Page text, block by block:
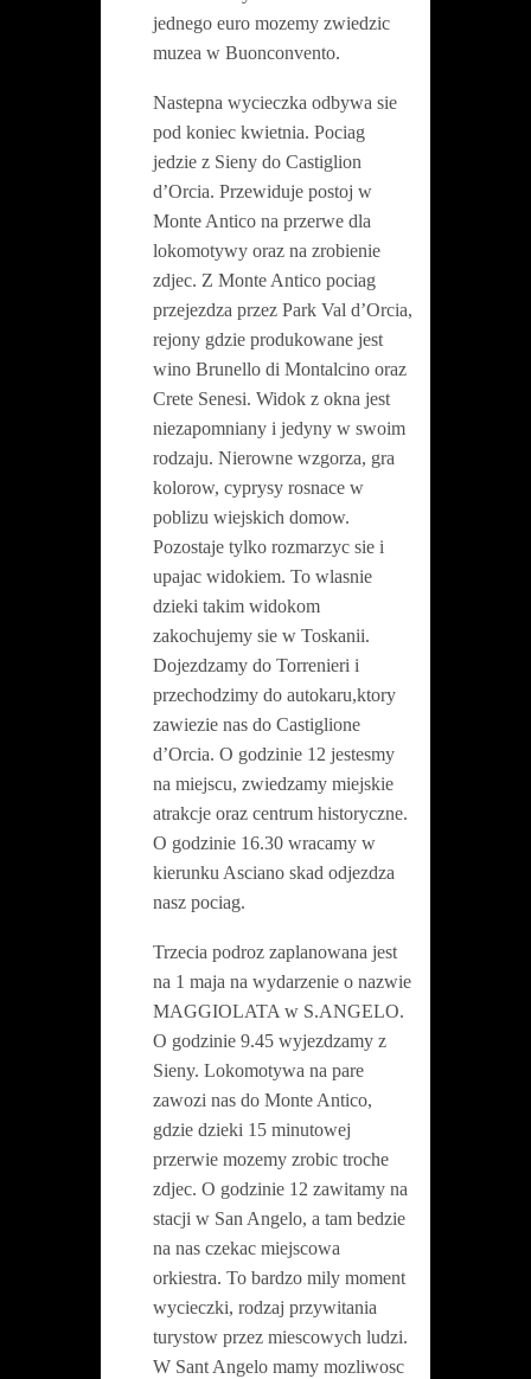
jednego euro mozemy zwiedzic
muzea w Buonconvento.
Nastepna wycieczka odbywa sie
pod koniec kwietnia. Pociag
jedzie z Sieny do Castiglion
d’Orcia. Przewiduje postoj w
Monte Antico na przerwe dla
lokomotywy oraz na zrobienie
zdjec. Z Monte Antico pociag
przejezdza przez Park Val d’Orcia,
rejony gdzie produkowane jest
wino Brunello di Montalcino oraz
Crete Senesi. Widok z okna jest
niezapomniany i jedyny w swoim
rodzaju. Nierowne wzgorza, gra
kolorow, cyprysy rosnace w
poblizu wiejskich domow.
Pozostaje tylko rozmarzyc sie i
upajac widokiem. To wlasnie
dzieki takim widokom
zakochujemy sie w Toskanii.
Dojezdzamy do Torrenieri i
przechodzimy do autokaru,ktory
zawiezie nas do Castiglione
d’Orcia. O godzinie 12 jestesmy
na miejscu, zwiedzamy miejskie
atrakcje oraz centrum historyczne.
O godzinie 16.30 wracamy w
kierunku Asciano skad odjezdza
nasz pociag.
Trzecia podroz zaplanowana jest
na 1 maja na wydarzenie o nazwie
MAGGIOLATA w S.ANGELO.
O godzinie 9.45 wyjezdzamy z
Sieny. Lokomotywa na pare
zawozi nas do Monte Antico,
gdzie dzieki 15 minutowej
przerwie mozemy zrobic troche
zdjec. O godzinie 12 zawitamy na
stacji w San Angelo, a tam bedzie
na nas czekac miejscowa
orkiestra. To bardzo mily moment
wycieczki, rodzaj przywitania
turystow przez miescowych ludzi.
W Sant Angelo mamy mozliwosc